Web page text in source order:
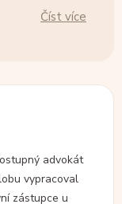
Číst více
advokát
vypracoval
zástupce u